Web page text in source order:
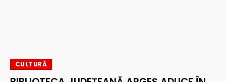
CULTURĂ